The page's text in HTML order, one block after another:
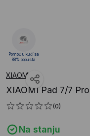
XIAOMI
XIAOMI Pad 7/7
(0)
Na stanju
Pomoć u kući sa
88% popusta